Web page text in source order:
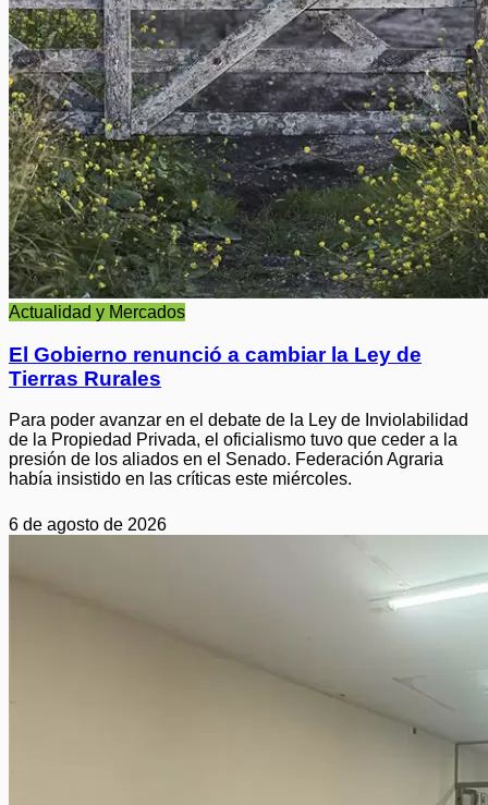
Actualidad y Mercados
El Gobierno renunció a cambiar la Ley de
Tierras Rurales
Para poder avanzar en el debate de la Ley de Inviolabilidad
de la Propiedad Privada, el oficialismo tuvo que ceder a la
presión de los aliados en el Senado. Federación Agraria
había insistido en las críticas este miércoles.
6 de agosto de 2026